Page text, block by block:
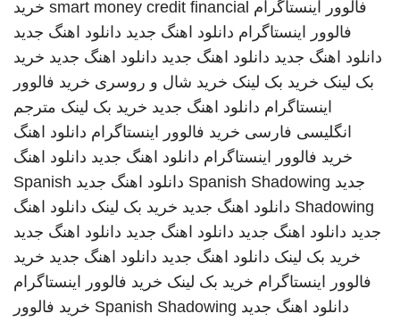
فالوور اینستاگرام smart money credit financial خرید
فالوور اینستاگرام دانلود اهنگ جدید دانلود اهنگ جدید
دانلود اهنگ جدید دانلود اهنگ جدید دانلود اهنگ جدید خرید
بک لینک خرید بک لینک خرید شال و روسری خرید فالوور
اینستاگرام دانلود اهنگ جدید خرید بک لینک مترجم
انگلیسی فارسی خرید فالوور اینستاگرام دانلود اهنگ
خرید فالوور اینستاگرام دانلود اهنگ جدید دانلود اهنگ
جدید Spanish Shadowing دانلود اهنگ جدید Spanish
Shadowing دانلود اهنگ جدید خرید بک لینک دانلود اهنگ
جدید دانلود اهنگ جدید دانلود اهنگ جدید دانلود اهنگ جدید
خرید بک لینک دانلود اهنگ جدید دانلود اهنگ جدید خرید
فالوور اینستاگرام خرید بک لینک خرید فالوور اینستاگرام
دانلود اهنگ جدید Spanish Shadowing خرید فالوور